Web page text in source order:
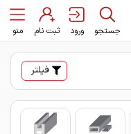
جستجو ورود ثبت نام منو
فیلتر